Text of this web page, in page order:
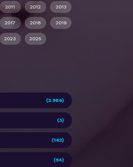
2011 2012 2013
2017 2018 2019
2023 2025
(2.986)
(3)
(162)
(94)